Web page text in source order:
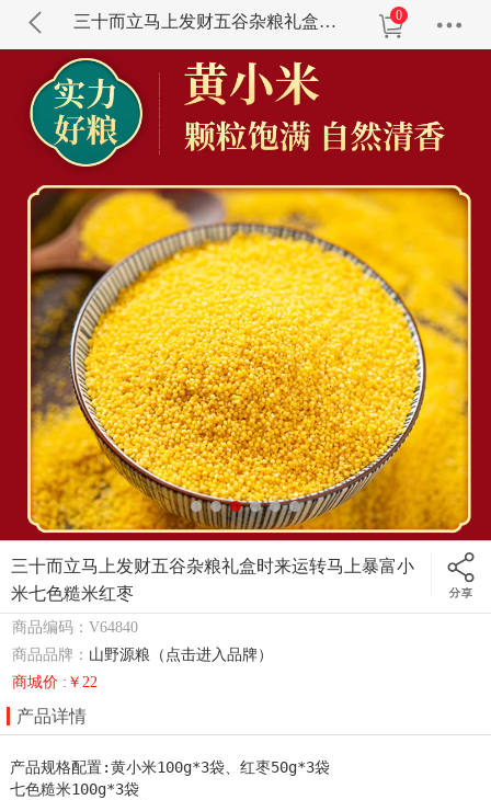
三十而立马上发财五谷杂粮礼盒时来运转马上暴富小米七色糙米红枣 0
三十而立马上发财五谷杂粮礼盒时来运转马上暴富小
米七色糙米红枣
商品编码：V64840
商品品牌： 山野源粮（点击进入品牌）
商城价 :￥22
产品详情
产品规格配置:黄小米100g*3袋、红枣50g*3袋
七色糙米100g*3袋